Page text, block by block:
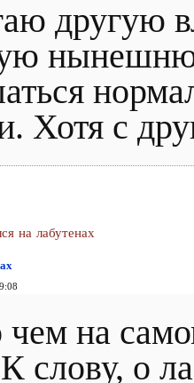
другую
Хотя с
на лабутенах
на
слову, о